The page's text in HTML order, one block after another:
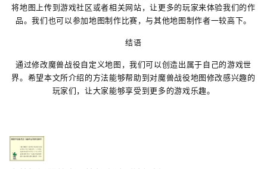
将地图上传到游戏社区或者相关网站，让更多的玩家来体验我们的作
品。我们也可以参加地图制作比赛，与其他地图制作者一较高下。
结语
通过修改魔兽战役自定义地图，我们可以创造出属于自己的游戏世
界。希望本文所介绍的方法能够帮助到对魔兽战役地图修改感兴趣的
玩家们，让大家能够享受到更多的游戏乐趣。